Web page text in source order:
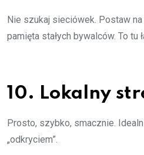
Nie szukaj sieciówek. Postaw
pamięta stałych bywalców. To tu
10. Lokalny
Prosto, szybko, smacznie.
„odkryciem”.